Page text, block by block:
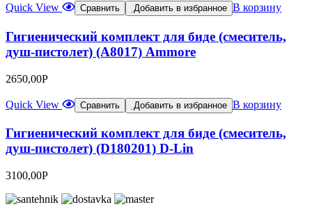
Quick View Сравнить Добавить в избранное В корзину
Гигиенический комплект для биде (смеситель,
душ-пистолет) (A8017) Ammore
2650,00Р
Quick View Сравнить Добавить в избранное В корзину
Гигиенический комплект для биде (смеситель,
душ-пистолет) (D180201) D-Lin
3100,00Р